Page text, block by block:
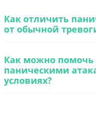
Как отличить
от обычной
Как можно помочь
паническими
условиях?